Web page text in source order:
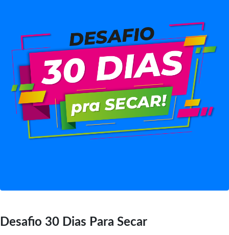
Desafio 30 Dias Para Secar